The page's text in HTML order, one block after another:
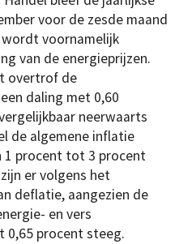
voor de zesde maand
voornamelijk
van de energieprijzen.
overtrof de
daling met 0,60
neerwaarts
de algemene inflatie
1 procent tot 3 procent
er volgens het
deflatie, aangezien de
en vers
0,65 procent steeg.